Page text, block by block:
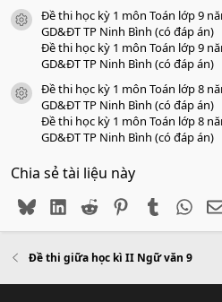
icon tài liệu
Đề thi học kỳ 1 môn Toán lớp 9
GD&ĐT TP Ninh Bình (có đáp án)
Đề thi học kỳ 1 môn Toán lớp 9
GD&ĐT TP Ninh Bình (có đáp án)
icon tài liệu
Đề thi học kỳ 1 môn Toán lớp 8
GD&ĐT TP Ninh Bình (có đáp án)
Đề thi học kỳ 1 môn Toán lớp 8
GD&ĐT TP Ninh Bình (có đáp án)
Chia sẻ tài liệu này
BlueskyLinkedIn
Reddit PinterestTumblr
Đề thi giữa học kì II Ngữ văn 9